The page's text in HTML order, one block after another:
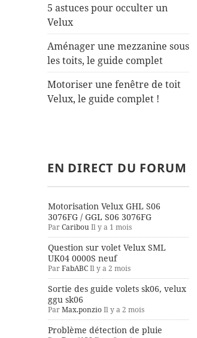
5 astuces pour occulter un
Velux
Aménager une mezzanine sous
les toits, le guide complet
Motoriser une fenêtre de toit
Velux, le guide complet !
EN DIRECT DU FORUM
Motorisation Velux GHL S06
3076FG / GGL S06 3076FG
ParCaribouIl y a 1 mois
Question sur volet Velux SML
UK04 0000S neuf
ParFabABCIl y a 2 mois
Sortie des guide volets sk06, velux
ggu sk06
ParMax.ponzioIl y a 2 mois
Problème détection de pluie